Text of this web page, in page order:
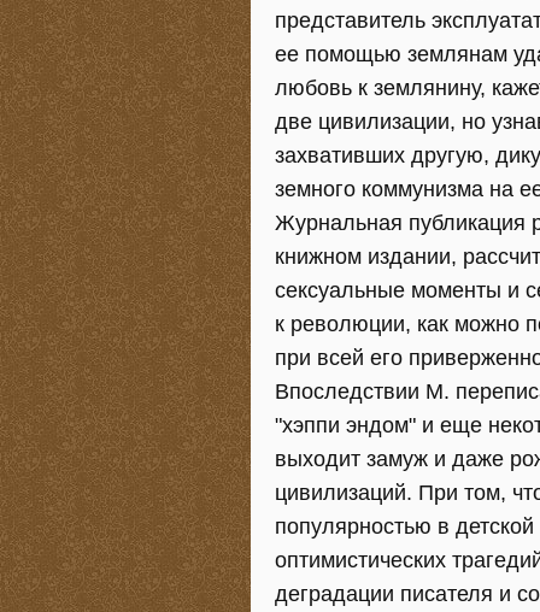
представитель
ее помощью землянам
любовь к землянину,
две цивилизации, но
захвативших другую,
земного коммунизма на
Журнальная публикация
книжном издании,
сексуальные моменты и
к революции, как можно
при всей его
Впоследствии М.
"хэппи эндом" и еще
выходит замуж и даже
цивилизаций. При том,
популярностью в
оптимистических
деградации писателя и